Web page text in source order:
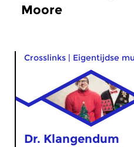
Moore
Crosslinks | Eigentijdse
Dr. Klangendum